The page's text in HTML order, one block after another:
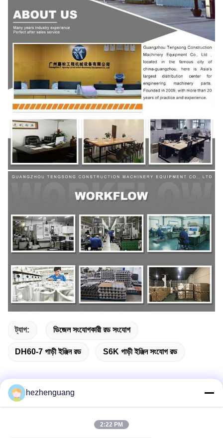
ট্যাগ: ডিজেল সংযোগকারী রড সংযোগ
DH60-7 গাড়ী ইঞ্জিন রড S6K গাড়ী ইঞ্জিন সংযোগ রড
hezhenguang
2:22 PM